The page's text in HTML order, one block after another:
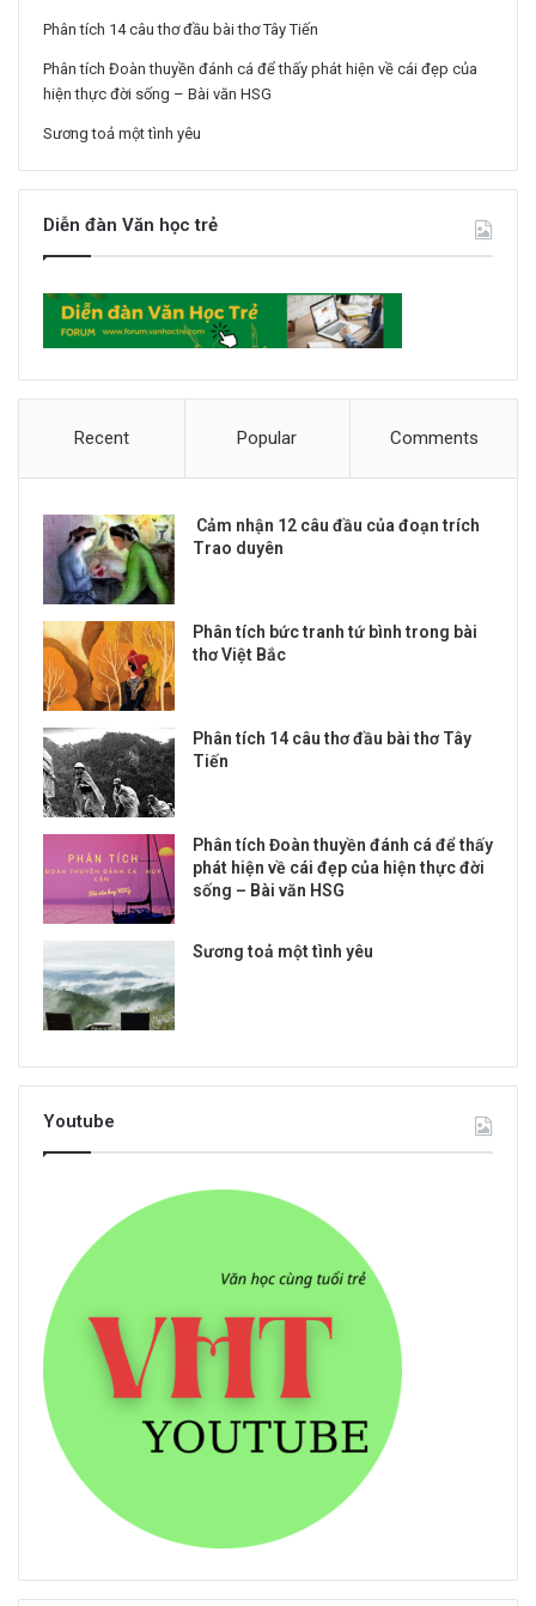
Phân tích 14 câu thơ đầu bài thơ Tây Tiến
Phân tích Đoàn thuyền đánh cá để thấy phát hiện về cái đẹp của
hiện thực đời sống – Bài văn HSG
Sương toả một tình yêu
Diễn đàn Văn học trẻ
Recent Popular Comments
Cảm nhận 12 câu đầu của đoạn trích
Trao duyên
Phân tích bức tranh tứ bình trong bài
thơ Việt Bắc
Phân tích 14 câu thơ đầu bài thơ Tây
Tiến
Phân tích Đoàn thuyền đánh cá để thấy
phát hiện về cái đẹp của hiện thực đời
sống – Bài văn HSG
Sương toả một tình yêu
Youtube